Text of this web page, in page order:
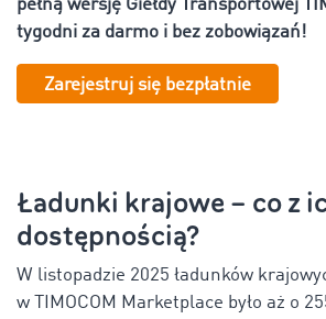
pełną wersję Giełdy Transportowej
tygodni za darmo i bez zobowiązań!
Zarejestruj się bezpłatnie
Ładunki krajowe – co z
dostępnością?
W listopadzie 2025 ładunków
w TIMOCOM Marketplace było aż o